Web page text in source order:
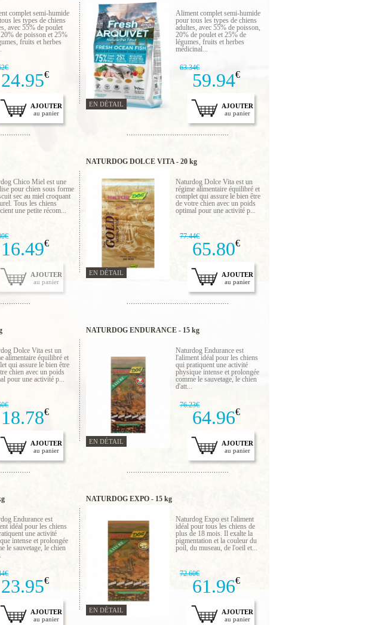
complet semi-humide
les types de chiens
avec 55% de poulet
de poisson et 25%
fruits et herbes
24.95€
AJOUTER
au panier
Aliment complet semi-humide
pour tous les types de chiens
adultes, avec 55% de poisson,
20% de poulet et 25% de
légumes, fruits et herbes
médicinal...
63.34€
59.94€
AJOUTER
au panier
EN DÉTAIL
Chico Miel est une
pour chien sous forme
sec au miel croquant
Tous les chiens
une petite récom...
16.49€
AJOUTER
au panier
NATURDOG DOLCE VITA - 20 kg
Naturdog Dolce Vita est un
régime alimentaire équilibré et
complet qui assure le bien être
de votre chien avec un poids
optimal pour une activité p...
77.44€
65.80€
AJOUTER
au panier
EN DÉTAIL
Dolce Vita est un
alimentaire équilibré et
qui assure le bien être
chien avec un poids
pour une activité p...
18.78€
AJOUTER
au panier
NATURDOG ENDURANCE - 15 kg
Naturdog Endurance est
l'aliment idéal pour les chiens
qui pratiquent une activité
physique intense et prolongée
comme le sauvetage, le chien
d'att...
76.23€
64.96€
AJOUTER
au panier
EN DÉTAIL
Endurance est
idéal pour les chiens
une activité
intense et prolongée
le sauvetage, le chien
23.95€
AJOUTER
au panier
NATURDOG EXPO - 15 kg
Naturdog Expo est l'aliment
idéal pour tous les chiens de
plus de 18 mois. Il exalte la
pigmentation et la couleur du
poil, du museau, de l'oeil et...
72.60€
61.96€
AJOUTER
au panier
EN DÉTAIL